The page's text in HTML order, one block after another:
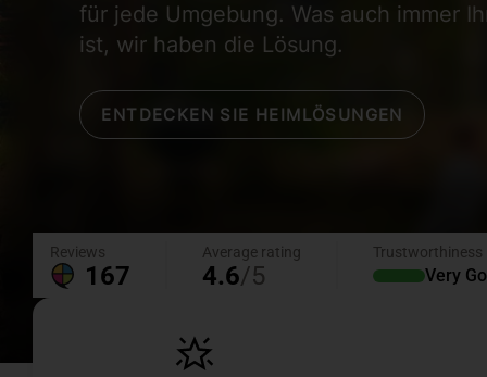
für jede Umgebung. Was auch immer
ist, wir haben die Lösung.
ENTDECKEN SIE HEIMLÖSUNGEN